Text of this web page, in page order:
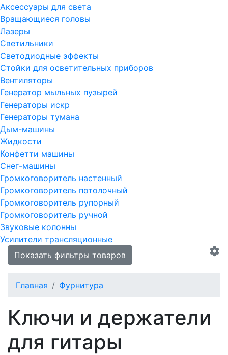
Аксессуары для света
Вращающиеся головы
Лазеры
Светильники
Светодиодные эффекты
Стойки для осветительных приборов
Вентиляторы
Генератор мыльных пузырей
Генераторы искр
Генераторы тумана
Дым-машины
Жидкости
Конфетти машины
Снег-машины
Громкоговоритель настенный
Громкоговоритель потолочный
Громкоговоритель рупорный
Громкоговоритель ручной
Звуковые колонны
Усилители трансляционные
Показать фильтры товаров
Главная Фурнитура
Ключи и держатели
для гитары